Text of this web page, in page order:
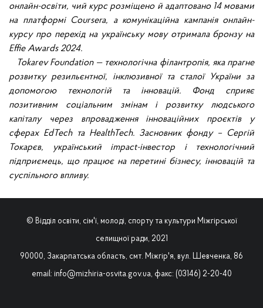
онлайн-освіти, чий курс розміщено й адаптовано 14 мовами
на платформі Coursera, а комунікаційна кампанія онлайн-
курсу про перехід на українську мову отримала бронзу на
Effie Awards 2024.
Tokarev Foundation — технологічна філантропія, яка прагне
розвитку резильєнтної, інклюзивної та сталої України за
допомогою технологій та інновацій. Фонд сприяє
позитивним соціальним змінам і розвитку людського
капіталу через впровадження інноваційних проєктів у
сферах EdTech та HealthTech. Засновник фонду – Сергій
Токарєв, український impact-інвестор і технологічний
підприємець, що працює на перетині бізнесу, інновацій та
суспільного впливу.
© Відділ освіти, сім'ї, молоді, спорту та культури Міжгірської
селищної ради, 2021
90000, Закарпатська область, смт. Міжгір'я, вул. Шевченка, 86
email: info@mizhiria-osvita.gov.ua, факс: (03146) 2-20-40